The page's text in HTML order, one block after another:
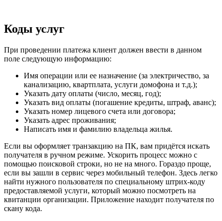
Коды услуг
При проведении платежа клиент должен ввести в данном
поле следующую информацию:
Имя операции или ее назначение (за электричество, за
канализацию, квартплата, услуги домофона и т.д.);
Указать дату оплаты (число, месяц, год);
Указать вид оплаты (погашение кредиты, штраф, аванс);
Указать номер лицевого счета или договора;
Указать адрес проживания;
Написать имя и фамилию владельца жилья.
Если вы оформляет транзакцию на ПК, вам придётся искать
получателя в ручном режиме. Ускорить процесс можно с
помощью поисковой строки, но не на много. Гораздо проще,
если вы зашли в сервис через мобильный телефон. Здесь легко
найти нужного пользователя по специальному штрих-коду
предоставляемой услуги, который можно посмотреть на
квитанции организации. Приложение находит получателя по
скану кода.